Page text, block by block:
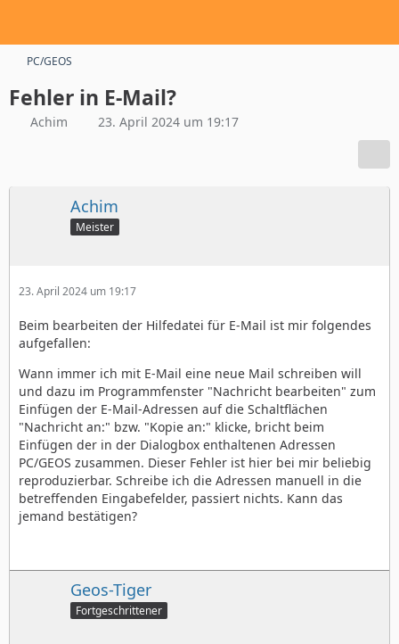
PC/GEOS
Fehler in E-Mail?
Achim 23. April 2024 um 19:17
Achim
Meister
23. April 2024 um 19:17
Beim bearbeiten der Hilfedatei für E-Mail ist mir folgendes
aufgefallen:
Wann immer ich mit E-Mail eine neue Mail schreiben will
und dazu im Programmfenster "Nachricht bearbeiten" zum
Einfügen der E-Mail-Adressen auf die Schaltflächen
"Nachricht an:" bzw. "Kopie an:" klicke, bricht beim
Einfügen der in der Dialogbox enthaltenen Adressen
PC/GEOS zusammen. Dieser Fehler ist hier bei mir beliebig
reproduzierbar. Schreibe ich die Adressen manuell in die
betreffenden Eingabefelder, passiert nichts. Kann das
jemand bestätigen?
Geos-Tiger
Fortgeschrittener